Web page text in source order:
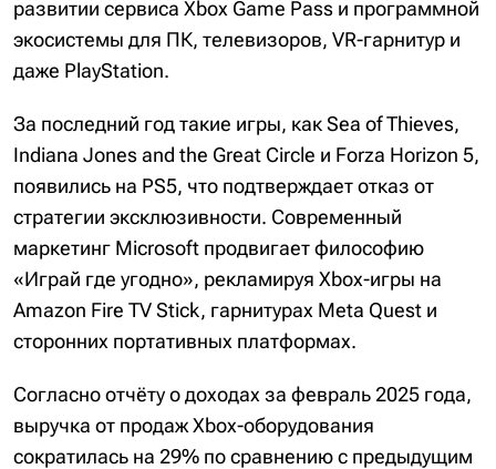
развитии сервиса Xbox Game Pass и программной
экосистемы для ПК, телевизоров, VR-гарнитур и
даже PlayStation.
За последний год такие игры, как Sea of Thieves,
Indiana Jones and the Great Circle и Forza Horizon 5,
появились на PS5, что подтверждает отказ от
стратегии эксклюзивности. Современный
маркетинг Microsoft продвигает философию
«Играй где угодно», рекламируя Xbox-игры на
Amazon Fire TV Stick, гарнитурах Meta Quest и
сторонних портативных платформах.
Согласно отчёту о доходах за февраль 2025 года,
выручка от продаж Xbox-оборудования
сократилась на 29% по сравнению с предыдущим